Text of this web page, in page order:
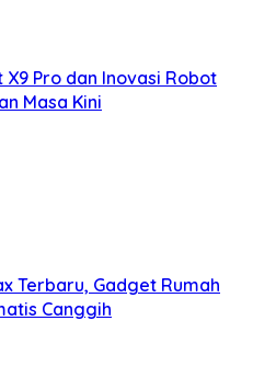
X9 Pro dan Inovasi Robot
Masa Kini
Terbaru, Gadget Rumah
Canggih